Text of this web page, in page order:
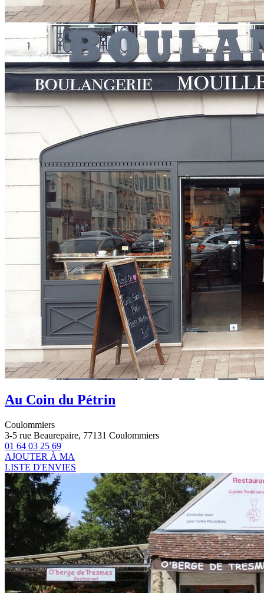
Au Coin du Pétrin
Coulommiers
3-5 rue Beaurepaire, 77131 Coulommiers
01 64 03 25 69
AJOUTER À MA
LISTE D'ENVIES